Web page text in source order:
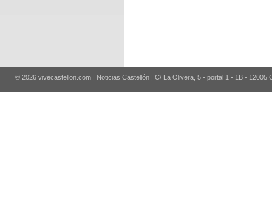
© 2026 vivecastellon.com | Noticias Castellón | C/ La Olivera, 5 - portal 1 - 1B - 12005